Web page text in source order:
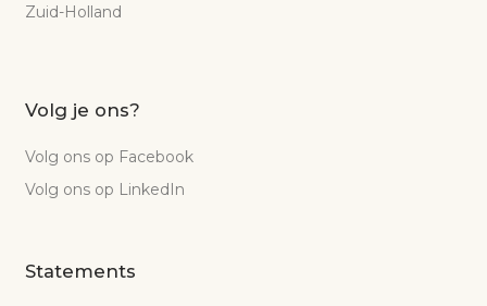
Zuid-Holland
Volg je ons?
Volg ons op Facebook
Volg ons op LinkedIn
Statements